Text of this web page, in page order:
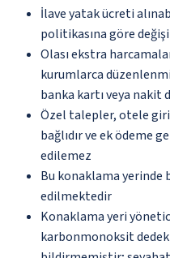
İlave yatak ücreti
politikasına göre
Olası ekstra
kurumlarca
banka kartı veya
Özel talepler, otele
bağlıdır ve ek ödeme
edilemez
Bu konaklama yerinde
edilmektedir
Konaklama yeri
karbonmonoksit